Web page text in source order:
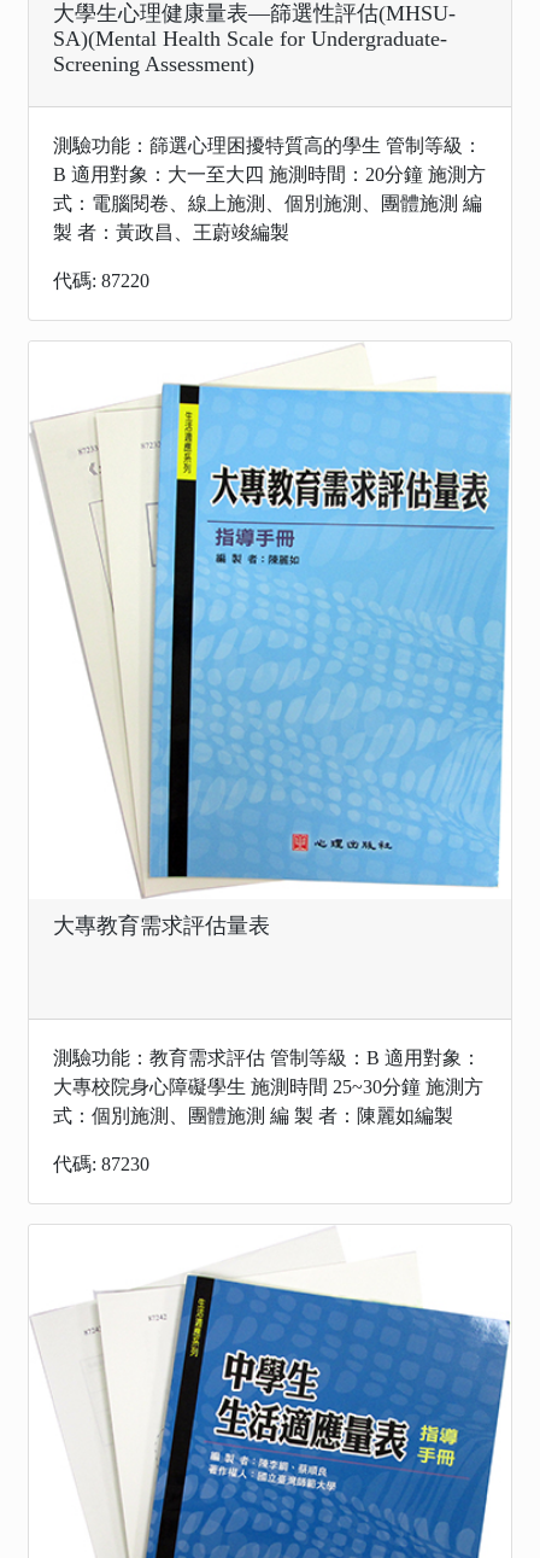
大學生心理健康量表—篩選性評估(MHSU-
SA)(Mental Health Scale for Undergraduate-
Screening Assessment)
測驗功能：篩選心理困擾特質高的學生 管制等級：
B 適用對象：大一至大四 施測時間：20分鐘 施測方
式：電腦閱卷、線上施測、個別施測、團體施測 編
製 者：黃政昌、王蔚竣編製
代碼: 87220
大專教育需求評估量表
測驗功能：教育需求評估 管制等級：B 適用對象：
大專校院身心障礙學生 施測時間 25~30分鐘 施測方
式：個別施測、團體施測 編 製 者：陳麗如編製
代碼: 87230